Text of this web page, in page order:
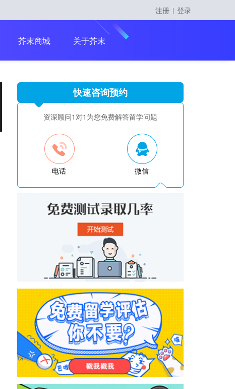
留学大咖精英课
注册 | 登录
芥末商城 关于芥末
快速咨询预约
资深顾问1对1为您免费解答留学问题
电话 微信